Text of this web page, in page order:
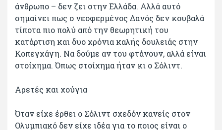
άνθρωπο – δεν ζει στην Ελλάδα. Αλλά αυτό
σημαίνει πως ο νεοφερμένος Δανός δεν κουβαλά
τίποτα πιο πολύ από την θεωρητική του
κατάρτιση και δυο χρόνια καλής δουλειάς στην
Κοπεγχάγη. Να δούμε αν του φτάνουν, αλλά είναι
στοίχημα. Όπως στοίχημα ήταν κι ο Σόλιντ.
Αρετές και χούγια
Όταν είχε έρθει ο Σόλιντ σχεδόν κανείς στον
Ολυμπιακό δεν είχε ιδέα για το ποιος είναι ο